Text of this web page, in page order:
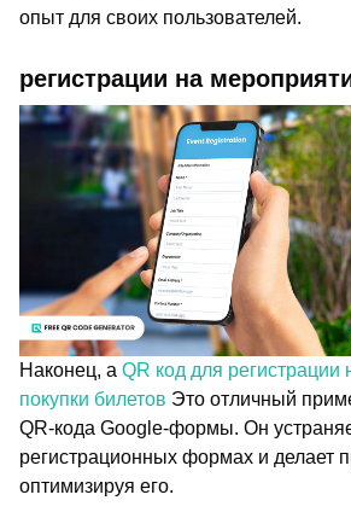
опыт для своих пользователей.
регистрации на
Наконец, a QR код для регистрации
покупки билетов Это отличный
QR-кода Google-формы. Он
регистрационных формах и делает
оптимизируя его.